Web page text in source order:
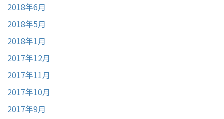
2018年6月
2018年5月
2018年1月
2017年12月
2017年11月
2017年10月
2017年9月